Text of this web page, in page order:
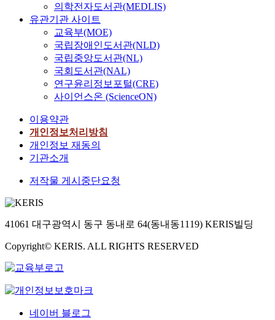
의학전자도서관(MEDLIS)
유관기관 사이트
교육부(MOE)
국립장애인도서관(NLD)
국립중앙도서관(NL)
국회도서관(NAL)
연구윤리정보포털(CRE)
사이언스온 (ScienceON)
이용약관
개인정보처리방침
개인정보 재동의
기관소개
저작물 게시중단요청
41061 대구광역시 동구 동내로 64(동내동1119) KERIS빌딩
Copyright© KERIS. ALL RIGHTS RESERVED
네이버 블로그